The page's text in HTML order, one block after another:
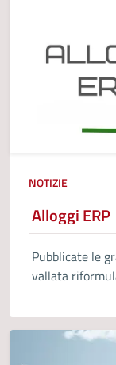
NOTIZIE
Alloggi ERP
Pubblicate le
vallata